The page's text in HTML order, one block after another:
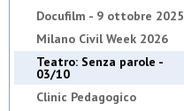
Docufilm - 9 ottobre 2025
Milano Civil Week 2026
Teatro: Senza parole -
03/10
Clinic Pedagogico